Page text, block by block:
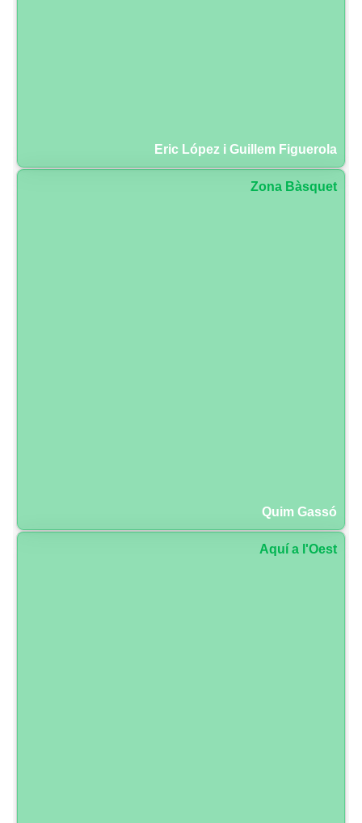
Eric López i Guillem Figuerola
Zona Bàsquet
Quim Gassó
Aquí a l'Oest